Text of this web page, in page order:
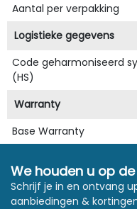
Aantal per verpakking
Logistieke gegevens
Code geharmoniseerd
(HS)
Warranty
Base Warranty
We houden u op
Schrijf je in en ontvang
aanbiedingen &